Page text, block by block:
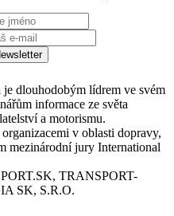
dlouhodobým lídrem ve svém
informace ze světa
a motorismu.
v oblasti dopravy,
mezinárodní jury International
TRANSPORT-
SK, S.R.O.